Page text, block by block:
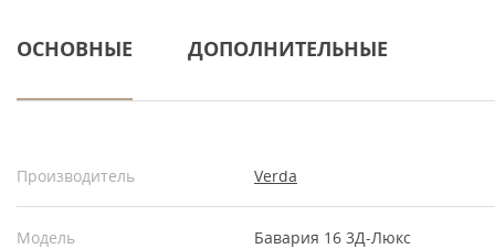
ОСНОВНЫЕ ДОПОЛНИТЕЛЬНЫЕ
Производитель Verda
Модель Бавария 16 3Д-Люкс